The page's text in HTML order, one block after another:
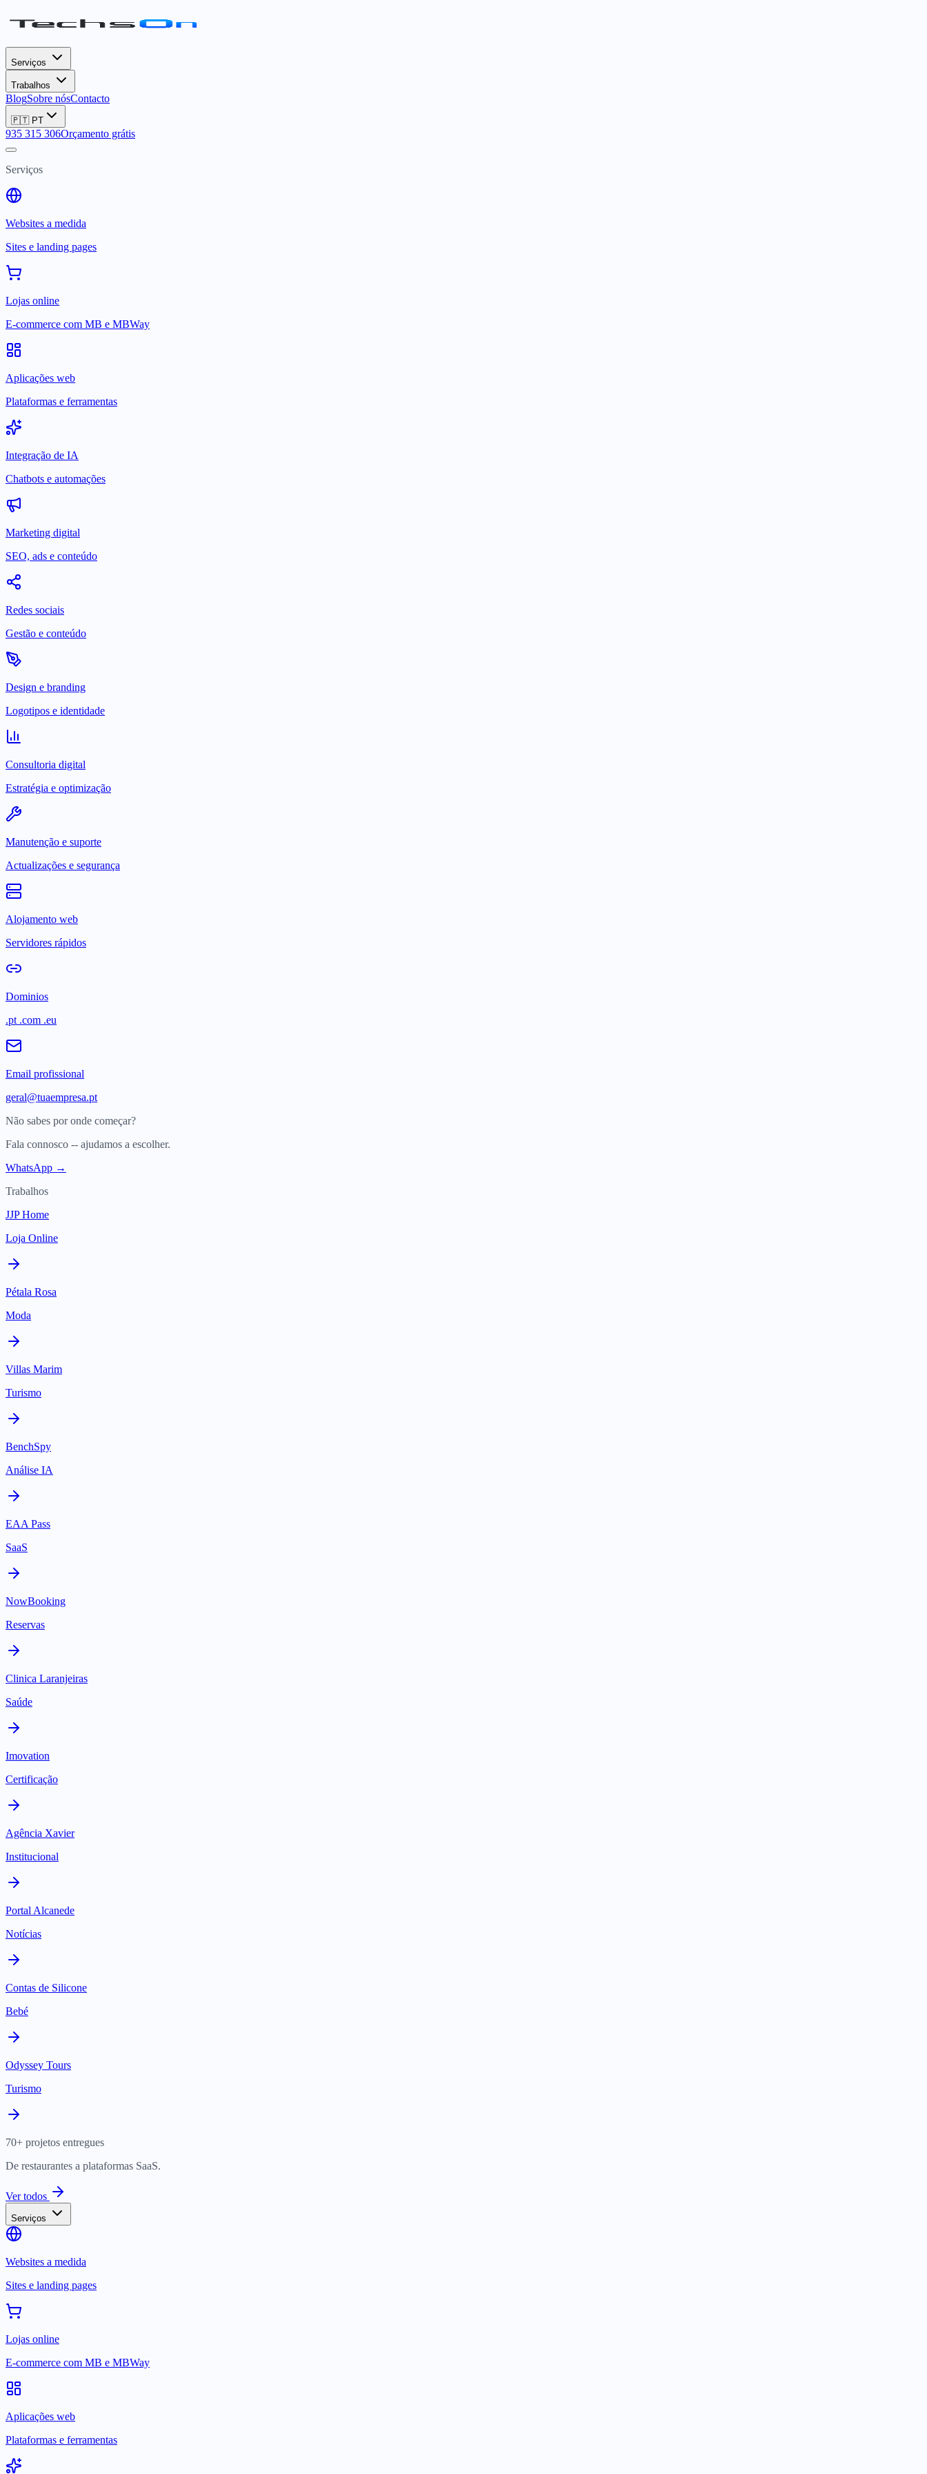
Serviços
Trabalhos
BlogSobre nósContacto
🇵🇹 PT
935 315 306Orçamento grátis
Serviços
Websites a medida
Sites e landing pages
Lojas online
E-commerce com MB e MBWay
Aplicações web
Plataformas e ferramentas
Integração de IA
Chatbots e automações
Marketing digital
SEO, ads e conteúdo
Redes sociais
Gestão e conteúdo
Design e branding
Logotipos e identidade
Consultoria digital
Estratégia e optimização
Manutenção e suporte
Actualizações e segurança
Alojamento web
Servidores rápidos
Dominios
.pt .com .eu
Email profissional
geral@tuaempresa.pt
Não sabes por onde começar?
Fala connosco -- ajudamos a escolher.
WhatsApp →
Trabalhos
JJP Home
Loja Online
Pétala Rosa
Moda
Villas Marim
Turismo
BenchSpy
Análise IA
EAA Pass
SaaS
NowBooking
Reservas
Clinica Laranjeiras
Saúde
Imovation
Certificação
Agência Xavier
Institucional
Portal Alcanede
Notícias
Contas de Silicone
Bebé
Odyssey Tours
Turismo
70+ projetos entregues
De restaurantes a plataformas SaaS.
Ver todos
Serviços
Websites a medida
Sites e landing pages
Lojas online
E-commerce com MB e MBWay
Aplicações web
Plataformas e ferramentas